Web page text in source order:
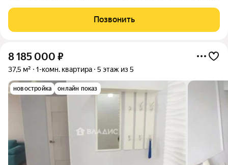
курортного города Зеленоградск в 10 минутах пешком до
пляжа. Рядом парк,
Позвонить
8 185 000 ₽
37,5 м² 1-комн. квартира 5 этаж из 5
новостройка онлайн показ